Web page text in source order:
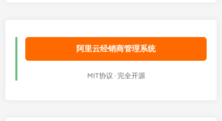
阿里云经销商管理系统
MIT协议 · 完全开源